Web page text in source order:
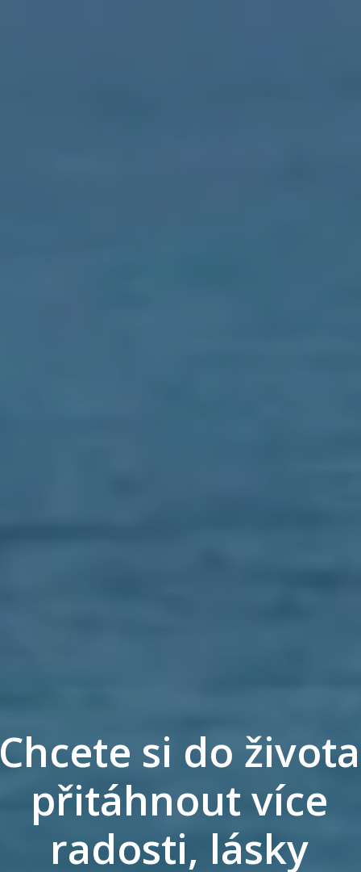
si do života
přitáhnout více
radosti, lásky